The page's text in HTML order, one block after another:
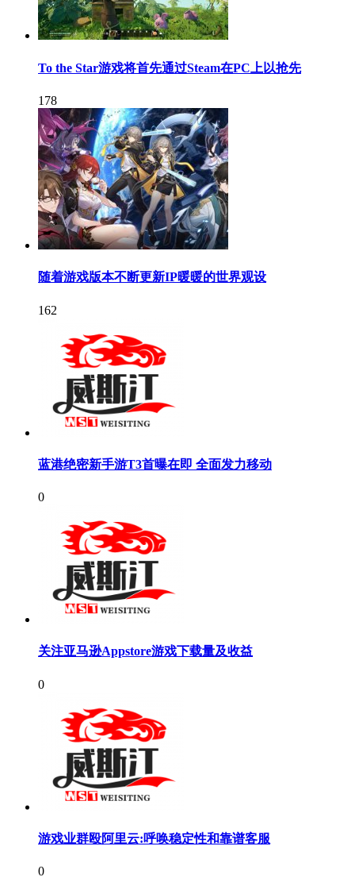
To the Star游戏将首先通过Steam在PC上以抢先
178
随着游戏版本不断更新IP暖暖的世界观设
162
蓝港绝密新手游T3首曝在即 全面发力移动
0
关注亚马逊Appstore游戏下载量及收益
0
游戏业群殴阿里云:呼唤稳定性和靠谱客服
0